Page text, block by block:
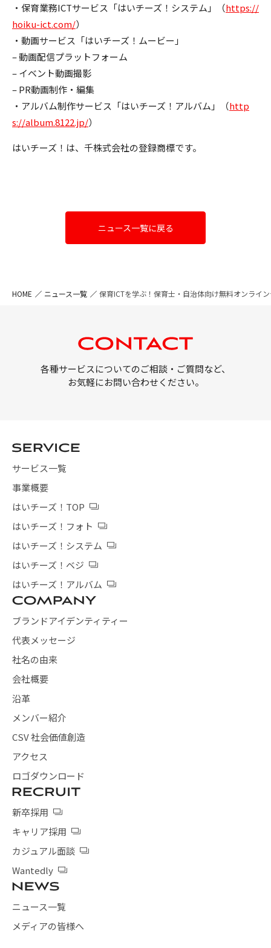
・保育業務ICTサービス「はいチーズ！システム」（https://
hoiku-ict.com/）
・動画サービス「はいチーズ！ムービー」
– 動画配信プラットフォーム
– イベント動画撮影
– PR動画制作・編集
・アルバム制作サービス「はいチーズ！アルバム」（http
s://album.8122.jp/）
はいチーズ！は、千株式会社の登録商標です。
ニュース一覧に戻る
HOME ニュース一覧 保育ICTを学ぶ！保育士・自治体向け無料オンライ
各種サービスについてのご相談・ご質問など、
お気軽にお問い合わせください。
サービス一覧
事業概要
はいチーズ！TOP
はいチーズ！フォト
はいチーズ！システム
はいチーズ！ベジ
はいチーズ！アルバム
ブランドアイデンティティー
代表メッセージ
社名の由来
会社概要
沿革
メンバー紹介
CSV 社会価値創造
アクセス
ロゴダウンロード
新卒採用
キャリア採用
カジュアル面談
Wantedly
ニュース一覧
メディアの皆様へ